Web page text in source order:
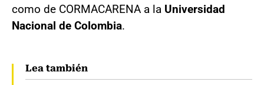
como de CORMACARENA a la Universidad
Nacional de Colombia.
Lea también